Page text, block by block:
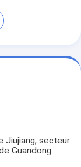
Jiujiang, secteur
Guandong